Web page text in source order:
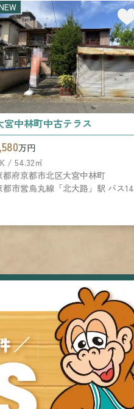
宮中林町中古テラス
万円
/ 54.32㎡
都府京都市北区大宮中林町